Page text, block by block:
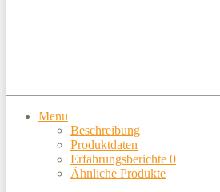
Menu
Beschreibung
Produktdaten
Erfahrungsberichte 0
Ähnliche Produkte